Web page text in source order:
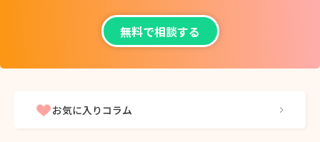
無料で相談する
お気に入りコラム